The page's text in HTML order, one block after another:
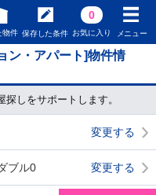
物件 保存した条件
0
お気に入り メニュー
ン・アパート]物件情
しをサポートします。
変更する
ブル0 変更する